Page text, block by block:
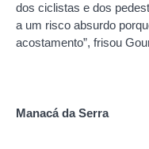
dos ciclistas e dos
a um risco absurdo
acostamento”, frisou
Manacá da Serra